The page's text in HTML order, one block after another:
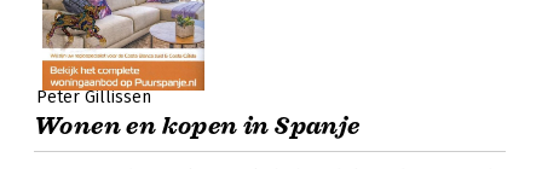
Peter Gillissen
Wonen en kopen in Spanje